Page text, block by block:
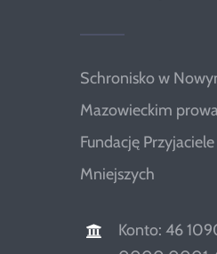
Schronisko w
Mazowieckim
Fundację
Mniejszych
Konto: 46